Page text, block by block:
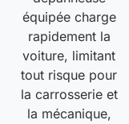
équipée charge
rapidement la
voiture, limitant
tout risque pour
la carrosserie et
la mécanique,